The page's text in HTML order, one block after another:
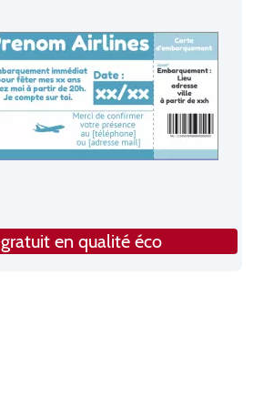
gratuit en qualité éco